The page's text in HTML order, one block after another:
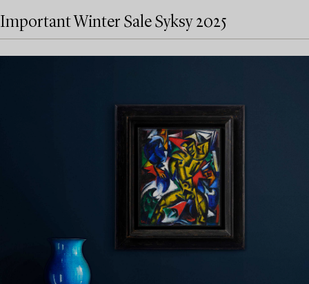
Important Winter Sale Syksy 2025